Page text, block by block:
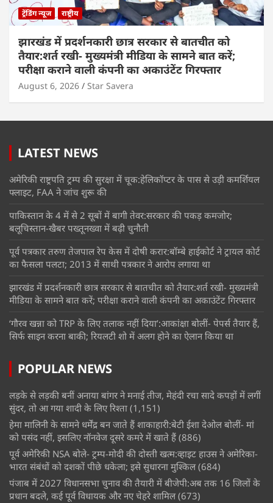
ट्रेंडिंग न्यूज राष्ट्रीय
झारखंड में प्रदर्शनकारी छात्र सरकार से बातचीत को
तैयार:शर्त रखी- मुख्यमंत्री मीडिया के सामने बात करें;
परीक्षा कराने वाली कंपनी का अकाउंटेंट गिरफ्तार
August 6, 2026 Star Savera
LATEST NEWS
अमेरिकी राष्ट्रपति ट्रम्प की सुरक्षा में चूक:हेलिकॉप्टर के पास से उड़ी कमर्शियल
फ्लाइट, FAA ने जांच शुरू की
पाकिस्तान के 4 में से 2 सूबों में बागी तेवर:सरकार की पकड़ कमजोर;
बलूचिस्तान-खैबर पख्तूनख्वा में बढ़ी चुनौती
पूर्व पत्रकार तरुण तेजपाल रेप केस में दोषी करार:बॉम्बे हाईकोर्ट ने ट्रायल कोर्ट
का फैसला पलटा; 2013 में साथी पत्रकार ने आरोप लगाया था
झारखंड में प्रदर्शनकारी छात्र सरकार से बातचीत को तैयार:शर्त रखी- मुख्यमंत्री
मीडिया के सामने बात करें; परीक्षा कराने वाली कंपनी का अकाउंटेंट गिरफ्तार
‘गौरव खन्ना को TRP के लिए तलाक नहीं दिया’:आकांक्षा बोलीं- पेपर्स तैयार हैं,
सिर्फ साइन करना बाकी; रियलटी शो में अलग होने का ऐलान किया था
POPULAR NEWS
लड़के से लड़की बनीं अनाया बांगर ने मनाई तीज, मेहंदी रचा सादे कपड़ों में लगीं
सुंदर, तो आ गया शादी के लिए रिश्ता (1,151)
हेमा मालिनी के सामने धर्मेंद्र बन जाते हैं शाकाहारी:बेटी ईशा देओल बोलीं- मां
को पसंद नहीं, इसलिए नॉनवेज दूसरे कमरे में खाते हैं (886)
पूर्व अमेरिकी NSA बोले- ट्रम्प-मोदी की दोस्ती खत्म:व्हाइट हाउस ने अमेरिका-
भारत संबंधों को दशकों पीछे धकेला; इसे सुधारना मुश्किल (684)
पंजाब में 2027 विधानसभा चुनाव की तैयारी में बीजेपी:अब तक 16 जिलों के
प्रधान बदले, कई पूर्व विधायक और नए चेहरे शामिल (673)